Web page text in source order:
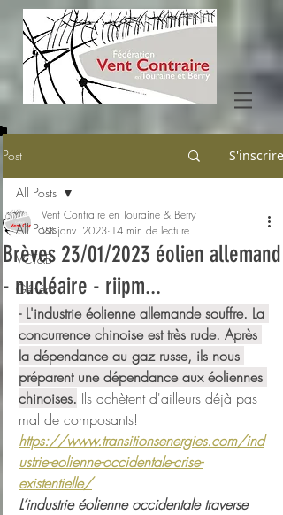
Post S'inscrire
All Posts
VCT&B
Général
All Posts
Brèves 23/01/2023 éolien allemand
- nucléaire - riipm...
Vent Contraire en Touraine & Berry
23 janv. 2023 14 min de lecture
- L'industrie éolienne allemande souffre. La
concurrence chinoise est très rude. Après
la dépendance au gaz russe, ils nous
préparent une dépendance aux éoliennes
chinoises. Ils achètent d'ailleurs déjà pas
mal de composants!
https://www.transitionsenergies.com/ind
ustrie-eolienne-occidentale-crise-
existentielle/
L’industrie éolienne occidentale traverse